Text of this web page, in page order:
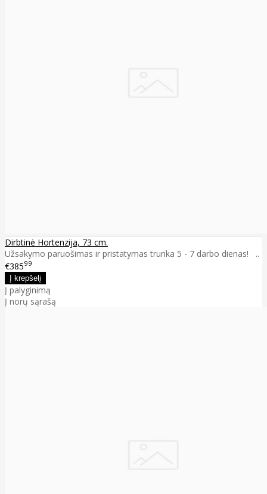
Dirbtinė Hortenzija, 73 cm.
Užsakymo paruošimas ir pristatymas trunka 5 - 7 darbo dienas! ..
€38599
Į palyginimą
Į norų sąrašą